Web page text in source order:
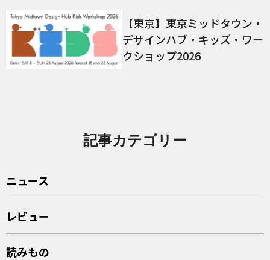
【東京】東京ミッドタウン・
デザインハブ・キッズ・ワー
クショップ2026
記事カテゴリー
ニュース
レビュー
読みもの